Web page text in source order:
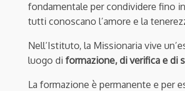
fondamentale per condividere fino
tutti conoscano l’amore e la
Nell’Istituto, la Missionaria vive
luogo di formazione, di verifica e di
La formazione è permanente e per